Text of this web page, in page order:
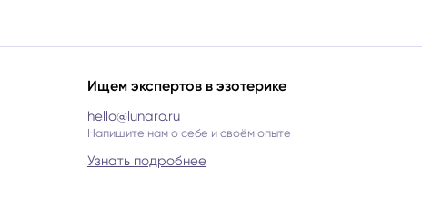
Ищем экспертов в эзотерике
hello@lunaro.ru
Напишите нам о себе и своём опыте
Узнать подробнее